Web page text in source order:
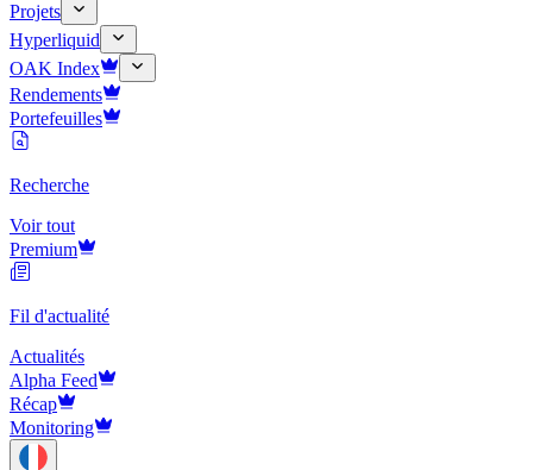
Projets
Hyperliquid
OAK Index
Rendements
Portefeuilles
Recherche
Voir tout
Premium
Fil d'actualité
Actualités
Alpha Feed
Récap
Monitoring